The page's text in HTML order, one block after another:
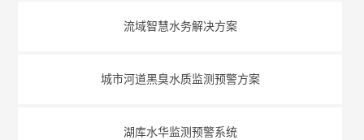
流域智慧水务解决方案
城市河道黑臭水质监测预警方案
湖库水华监测预警系统